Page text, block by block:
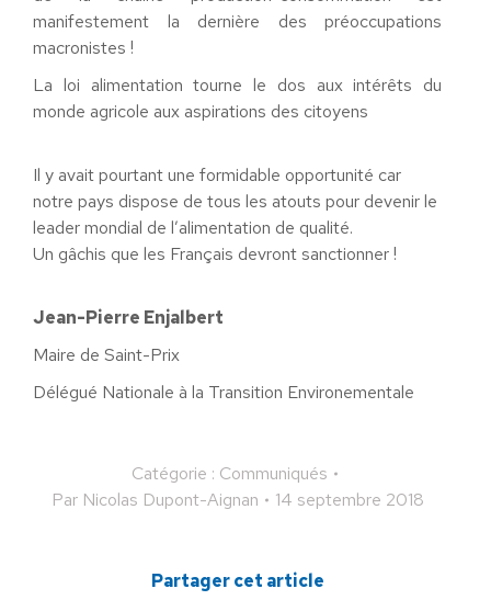
manifestement la dernière des préoccupations
macronistes !
La loi alimentation tourne le dos aux intérêts du
monde agricole aux aspirations des citoyens
Il y avait pourtant une formidable opportunité car
notre pays dispose de tous les atouts pour devenir le
leader mondial de l’alimentation de qualité.
Un gâchis que les Français devront sanctionner !
Jean-Pierre Enjalbert
Maire de Saint-Prix
Délégué Nationale à la Transition Environementale
Catégorie : Communiqués
Par Nicolas Dupont-Aignan 14 septembre 2018
Partager cet article